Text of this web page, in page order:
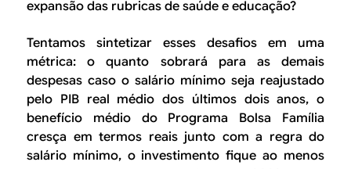
expansão das rubricas de saúde e educação?
Tentamos sintetizar esses desafios em uma
métrica: o quanto sobrará para as demais
despesas caso o salário mínimo seja reajustado
pelo PIB real médio dos últimos dois anos, o
benefício médio do Programa Bolsa Família
cresça em termos reais junto com a regra do
salário mínimo, o investimento fique ao menos